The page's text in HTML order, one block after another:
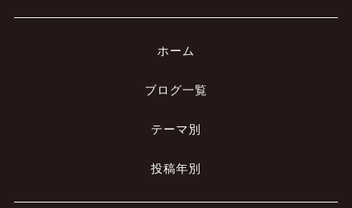
ホーム
ブログ一覧
テーマ別
投稿年別